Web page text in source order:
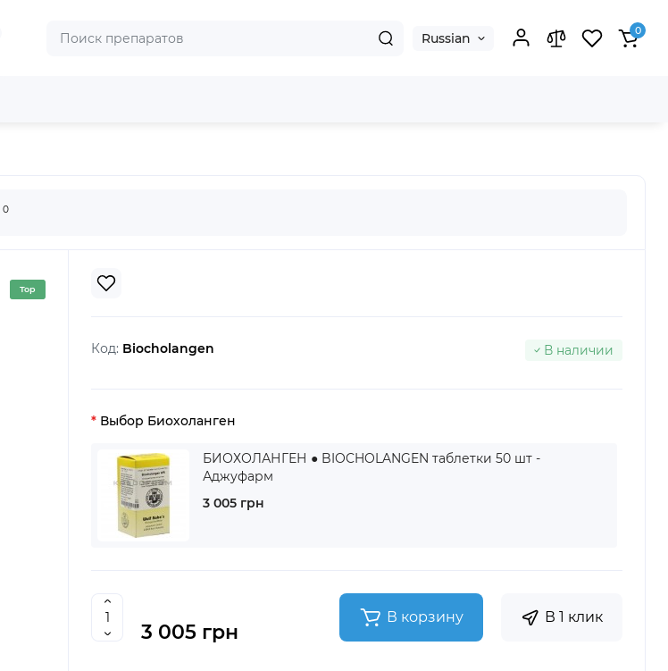
Russian 0
0
Top
Код: Biocholangen В наличии
Выбор Биохоланген
БИОХОЛАНГЕН ● BIOCHOLANGEN таблетки 50 шт -
Аджуфарм
3 005 грн
3 005 грн
В корзину В 1 клик